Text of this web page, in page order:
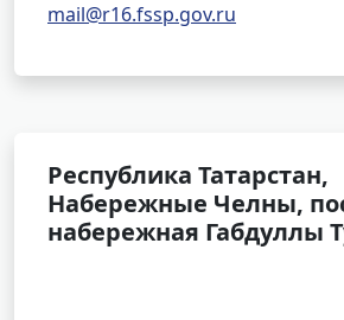
mail@r16.fssp.gov.ru
Республика Татарстан,
Набережные Челны,
набережная Габдуллы